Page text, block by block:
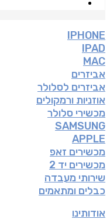
IPHONE
IPAD
MAC
אביזרים
אביזרים לסלולר
אוזניות ורמקולים
מכשירי סלולר
SAMSUNG
APPLE
מכשירים זאפ
מכשירים יד 2
שירותי מעבדה
כבלים ומתאמים
אודותינו